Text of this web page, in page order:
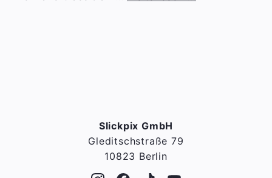
Slickpix GmbH
Gleditschstraße 79
10823 Berlin